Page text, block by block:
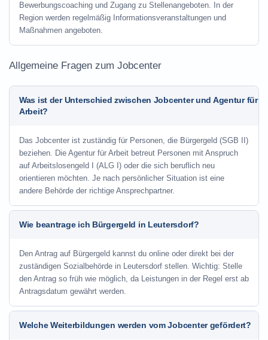
Bewerbungscoaching und Zugang zu Stellenangeboten. In der
Region werden regelmäßig Informationsveranstaltungen und
Maßnahmen angeboten.
Allgemeine Fragen zum Jobcenter
Was ist der Unterschied zwischen Jobcenter und Agentur für
Arbeit?
Das Jobcenter ist zuständig für Personen, die Bürgergeld (SGB II)
beziehen. Die Agentur für Arbeit betreut Personen mit Anspruch
auf Arbeitslosengeld I (ALG I) oder die sich beruflich neu
orientieren möchten. Je nach persönlicher Situation ist eine
andere Behörde der richtige Ansprechpartner.
Wie beantrage ich Bürgergeld in Leutersdorf?
Den Antrag auf Bürgergeld kannst du online oder direkt bei der
zuständigen Sozialbehörde in Leutersdorf stellen. Wichtig: Stelle
den Antrag so früh wie möglich, da Leistungen in der Regel erst ab
Antragsdatum gewährt werden.
Welche Weiterbildungen werden vom Jobcenter gefördert?